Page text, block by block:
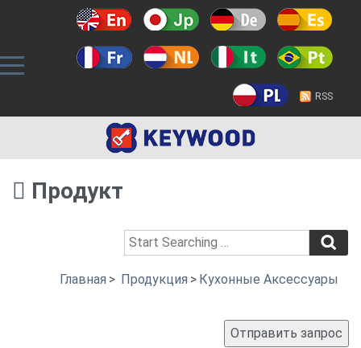
RSS
Продукт
Главная > Продукция > Кухонные Аксессуары